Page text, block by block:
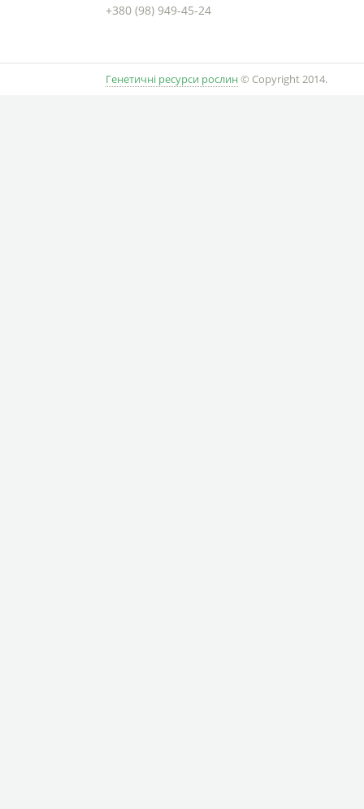
+380 (98) 949-45-24
Генетичні ресурси рослин © Copyright 2014.